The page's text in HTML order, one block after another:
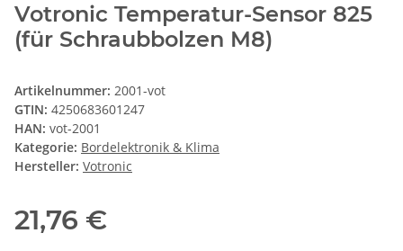
Votronic Temperatur-Sensor 825
(für Schraubbolzen M8)
Artikelnummer: 2001-vot
GTIN: 4250683601247
HAN: vot-2001
Kategorie: Bordelektronik & Klima
Hersteller: Votronic
21,76 €